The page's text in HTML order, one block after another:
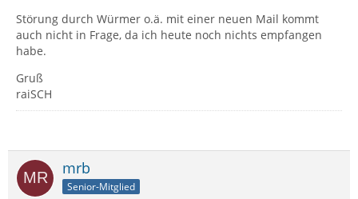
Störung durch Würmer o.ä. mit einer neuen Mail kommt
auch nicht in Frage, da ich heute noch nichts empfangen
habe.
Gruß
raiSCH
mrb
Senior-Mitglied